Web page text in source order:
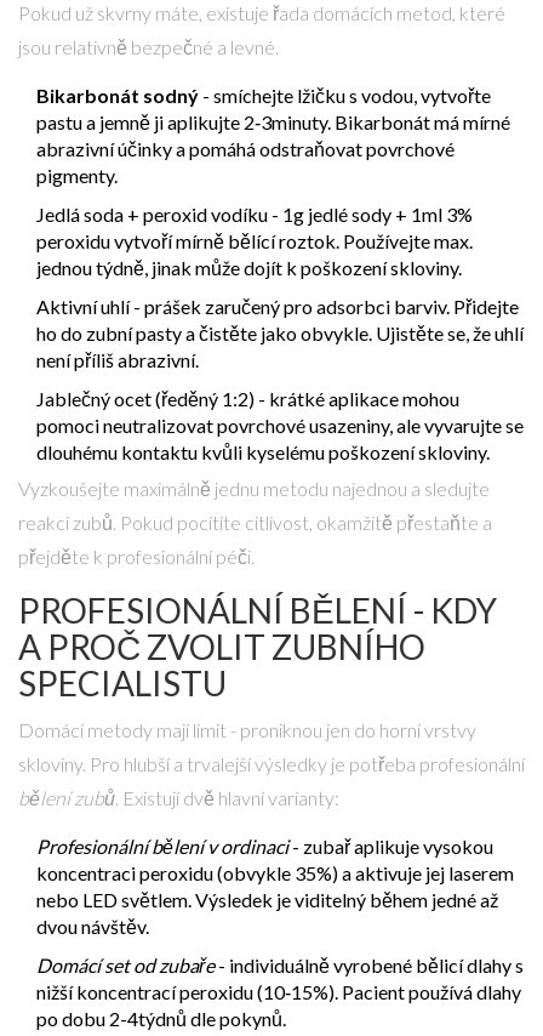
Pokud už skvrny máte, existuje řada domácích metod, které
jsou relativně bezpečné a levné.
Bikarbonát sodný - smíchejte lžičku s vodou, vytvořte
pastu a jemně ji aplikujte 2‑3minuty. Bikarbonát má mírné
abrazivní účinky a pomáhá odstraňovat povrchové
pigmenty.
Jedlá soda + peroxid vodíku - 1g jedlé sody + 1ml 3%
peroxidu vytvoří mírně bělící roztok. Používejte max.
jednou týdně, jinak může dojít k poškození skloviny.
Aktivní uhlí - prášek zaručený pro adsorbci barviv. Přidejte
ho do zubní pasty a čistěte jako obvykle. Ujistěte se, že uhlí
není příliš abrazivní.
Jablečný ocet (ředěný 1:2) - krátké aplikace mohou
pomoci neutralizovat povrchové usazeniny, ale vyvarujte se
dlouhému kontaktu kvůli kyselému poškození skloviny.
Vyzkoušejte maximálně jednu metodu najednou a sledujte
reakci zubů. Pokud pocítíte citlivost, okamžitě přestaňte a
přejděte k profesionální péči.
PROFESIONÁLNÍ BĚLENÍ - KDY
A PROČ ZVOLIT ZUBNÍHO
SPECIALISTU
Domácí metody mají limit - proniknou jen do horní vrstvy
skloviny. Pro hlubší a trvalejší výsledky je potřeba profesionální
bělení zubů. Existují dvě hlavní varianty:
Profesionální bělení v ordinaci- zubař aplikuje vysokou
koncentraci peroxidu (obvykle 35%) a aktivuje jej laserem
nebo LED světlem. Výsledek je viditelný během jedné až
dvou návštěv.
Domácí set od zubaře- individuálně vyrobené bělicí dlahy s
nižší koncentrací peroxidu (10‑15%). Pacient používá dlahy
po dobu 2-4týdnů dle pokynů.